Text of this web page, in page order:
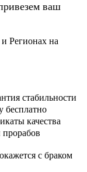
ваш
Регионах на
стабильности
бесплатно
качества
с браком